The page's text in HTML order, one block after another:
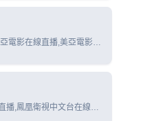
電影在線直播,美亞電影在
播,鳳凰衛視中文台在線直